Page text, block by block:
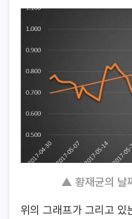
▲ 황재균의 날
위의 그래프가 그리고